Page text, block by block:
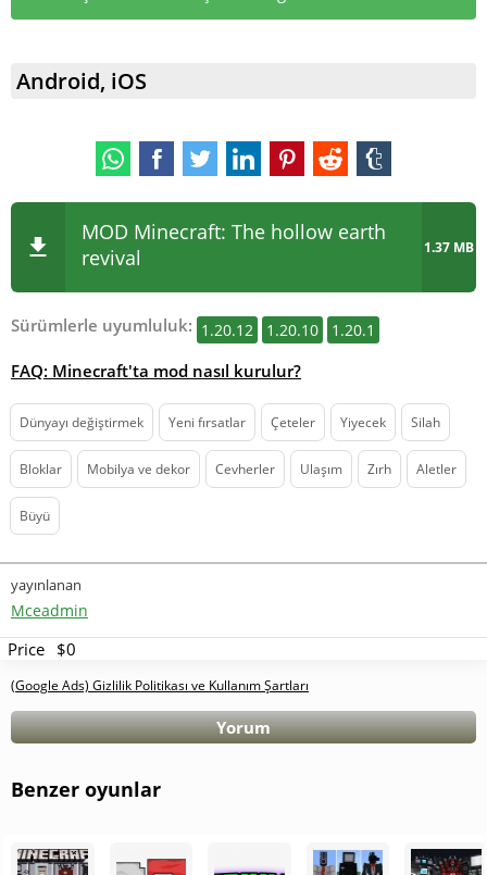
Android, iOS
MOD Minecraft: The hollow earth
revival
1.37 MB
Sürümlerle uyumluluk: 1.20.12 1.20.10 1.20.1
FAQ: Minecraft'ta mod nasıl kurulur?
Dünyayı değiştirmek Yeni fırsatlar Çeteler Yiyecek Silah
Bloklar Mobilya ve dekor Cevherler Ulaşım Zırh Aletler
Büyü
yayınlanan
Mceadmin
Price $0
(Google Ads) Gizlilik Politikası ve Kullanım Şartları
Yorum
Benzer oyunlar